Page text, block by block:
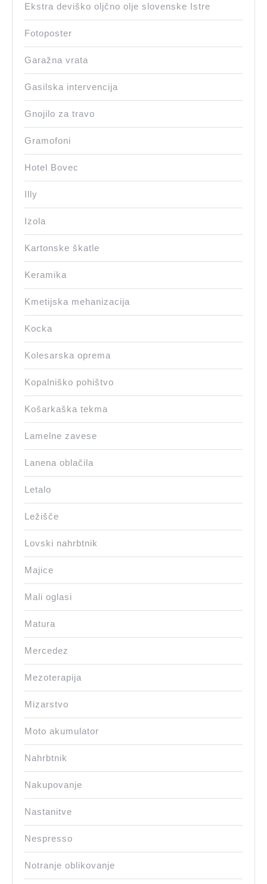
Ekstra deviško oljčno olje slovenske Istre
Fotoposter
Garažna vrata
Gasilska intervencija
Gnojilo za travo
Gramofoni
Hotel Bovec
Illy
Izola
Kartonske škatle
Keramika
Kmetijska mehanizacija
Kocka
Kolesarska oprema
Kopalniško pohištvo
Košarkaška tekma
Lamelne zavese
Lanena oblačila
Letalo
Ležišče
Lovski nahrbtnik
Majice
Mali oglasi
Matura
Mercedez
Mezoterapija
Mizarstvo
Moto akumulator
Nahrbtnik
Nakupovanje
Nastanitve
Nespresso
Notranje oblikovanje